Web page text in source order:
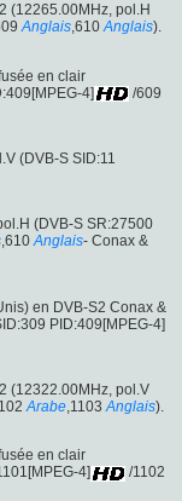
(12265.00MHz, pol.H
Anglais,610 Anglais).
en clair
4]
/609
(DVB-S SID:11
(DVB-S SR:27500
,610 Anglais- Conax &
en DVB-S2 Conax &
PID:409[MPEG-4]
(12322.00MHz, pol.V
Arabe,1103 Anglais).
en clair
4]
/1102